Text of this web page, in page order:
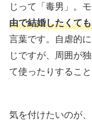
じって「毒男」。
由で結婚したくて
言葉です。自虐的
じですが、周囲が
て使ったりすること
気を付けたいのが